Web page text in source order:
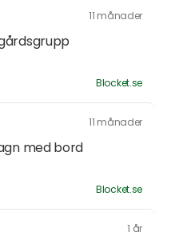
11 månader
Blocket.se
11 månader
med bord
Blocket.se
1 år